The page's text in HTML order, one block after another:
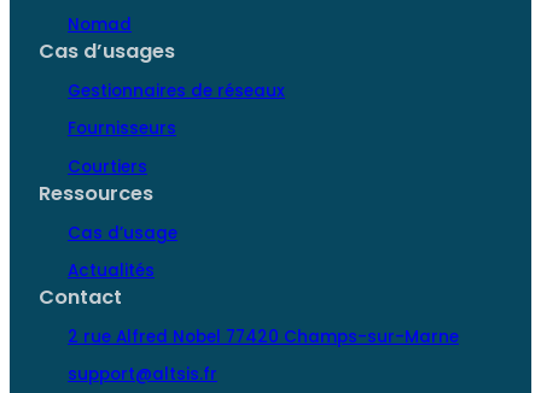
Nomad
Cas d’usages
Gestionnaires de réseaux
Fournisseurs
Courtiers
Ressources
Cas d’usage
Actualités
Contact
2 rue Alfred Nobel 77420 Champs-sur-Marne
support@altsis.fr